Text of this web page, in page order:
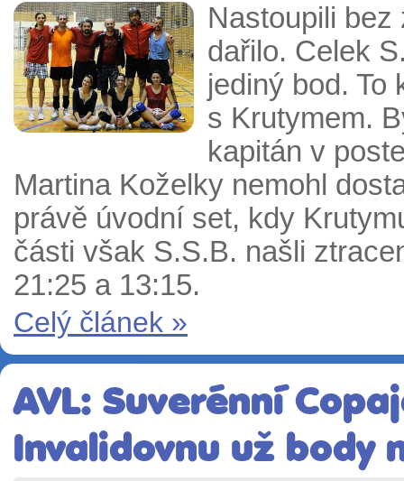
Nastoupili bez
dařilo. Celek
jediný bod. To
s Krutymem.
kapitán v
Martina Koželky nemohl
právě úvodní set, kdy
části však S.S.B. našli
21:25 a 13:15.
Celý článek »
AVL: Suverénní
Invalidovnu už body